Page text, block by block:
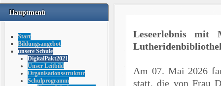
Hauptmenü
Start
Bildungsangebot
unsere Schule
DigitalPakt2021
Unser Leitbild
Organisationsstruktur
Schulprogramm
Leseerlebnis
Am 07. Mai 2026
statt, die von Frau